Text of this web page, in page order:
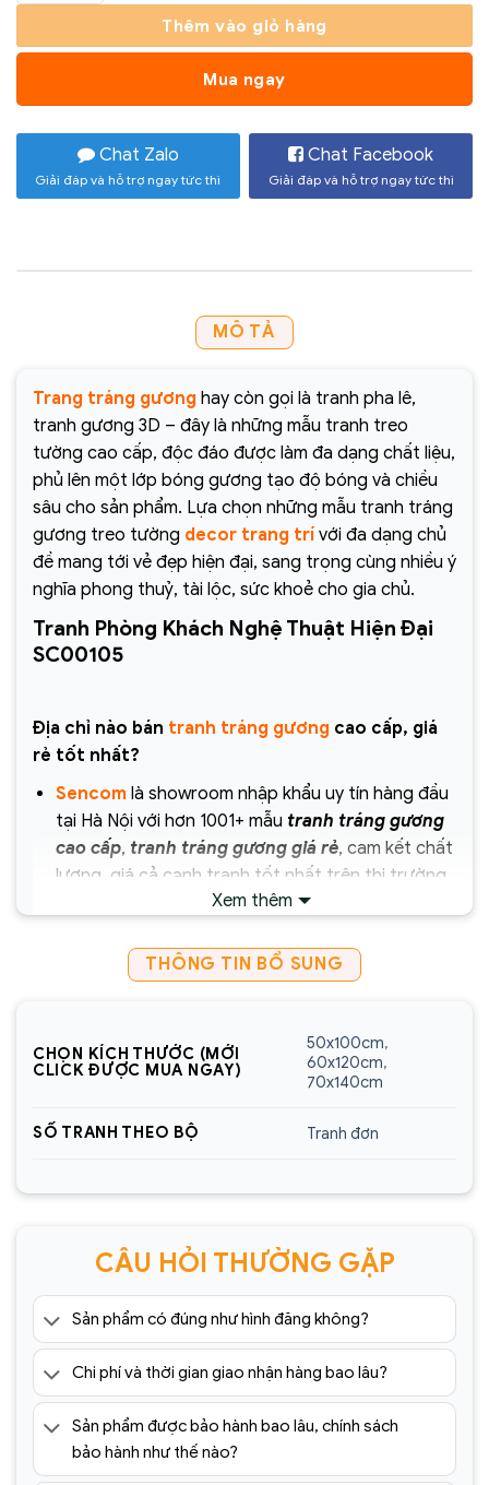
Thêm vào giỏ hàng
Mua ngay
Chat Zalo
Giải đáp và hỗ trợ ngay tức thì
Chat Facebook
Giải đáp và hỗ trợ ngay tức thì
MÔ TẢ
Trang tráng gương hay còn gọi là tranh pha lê,
tranh gương 3D – đây là những mẫu tranh treo
tường cao cấp, độc đáo được làm đa dạng chất liệu,
phủ lên một lớp bóng gương tạo độ bóng và chiều
sâu cho sản phẩm. Lựa chọn những mẫu tranh tráng
gương treo tường decor trang trí với đa dạng chủ
đề mang tới vẻ đẹp hiện đại, sang trọng cùng nhiều ý
nghĩa phong thuỷ, tài lộc, sức khoẻ cho gia chủ.
Tranh Phòng Khách Nghệ Thuật Hiện Đại
SC00105
Địa chỉ nào bán tranh tráng gương cao cấp, giá
rẻ tốt nhất?
Sencomlà showroom nhập khẩu uy tín hàng đầu
tại Hà Nội với hơn 1001+ mẫu tranh tráng gương
cao cấp, tranh tráng gương giá rẻ, cam kết chất
lượng, giá cả cạnh tranh tốt nhất trên thị trường
Chịu trách nhiệm về sản phẩm :
Website: https://sencom.vn/
60 Trần Đăng Ninh, Quang
Trung, Hà Đông, Hà Nội
giá trị trên 1.500.000đ (Bao gồm tất cả mã sản
phẩm)
Lưu ý: Đơn hàng sẽ chỉ được gửi đi sau khi có xác
nhận của tổng đài viên trong vòng 2 tiếng. Quý
khách vui lòng giữ điện thoại
=> Tham khảo thêm 1001+ mẫutranh tráng
gương cao cấp giá rẻ tại:
https://sencom.vn/category/tranh-trang-guong
Xem thêm
THÔNG TIN BỔ SUNG
CHỌN KÍCH THƯỚC (MỚI
CLICK ĐƯỢC MUA NGAY)
50x100cm,
60x120cm,
70x140cm
SỐ TRANH THEO BỘ Tranh đơn
CÂU HỎI THƯỜNG GẶP
Sản phẩm có đúng như hình đăng không?
Chi phí và thời gian giao nhận hàng bao lâu?
Sản phẩm được bảo hành bao lâu, chính sách
bảo hành như thế nào?